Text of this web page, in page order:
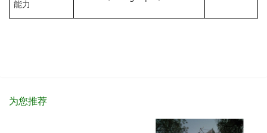
能力
为您推荐